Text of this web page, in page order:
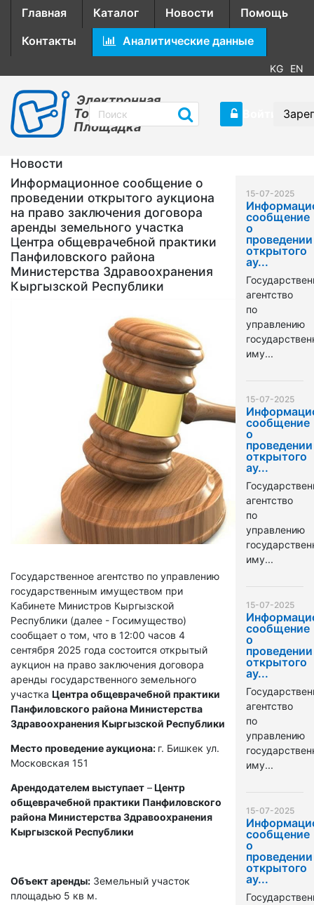
Главная Каталог Новости
Помощь
Контакты
Аналитические данные
KG EN
Электронная
Торговая
Площадка
Новости
Информационное сообщение о
проведении открытого аукциона
на право заключения договора
аренды земельного участка
Центра общеврачебной практики
Панфиловского района
Министерства Здравоохранения
Кыргызской Республики
Государственное агентство по управлению
государственным имуществом при
Кабинете Министров Кыргызской
Республики (далее - Госимущество)
сообщает о том, что в 12:00 часов 4
сентября 2025 года состоится открытый
аукцион на право заключения договора
аренды государственного земельного
участка Центра общеврачебной практики
Панфиловского района Министерства
Здравоохранения Кыргызской Республики
Место проведение аукциона: г. Бишкек ул.
Московская 151
Арендодателем выступает –Центр
общеврачебной практики Панфиловского
района Министерства Здравоохранения
Кыргызской Республики
Объект аренды: Земельный участок
площадью 5 кв м.
15-07-2025
сообщение
о
проведении
открытого
ау...
агентство
по
управлению
иму...
15-07-2025
сообщение
о
проведении
открытого
ау...
агентство
по
управлению
иму...
15-07-2025
сообщение
о
проведении
открытого
ау...
агентство
по
управлению
иму...
15-07-2025
сообщение
о
проведении
открытого
ау...